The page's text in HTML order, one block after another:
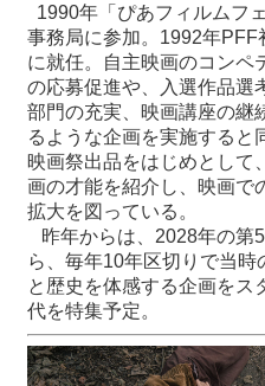
1990年「ぴあフィルムフ
事務局に参加。1992年PFF
に就任。自主映画のコンペ
の応募促進や、入選作品選
部門の充実、映画講座の継
るような企画を実施すると
映画祭出品をはじめとして
画の才能を紹介し、映画で
拡大を図っている。
昨年からは、2028年の第
ら、毎年10年区切りで当
と歴史を体感する企画をス
代を特集予定。